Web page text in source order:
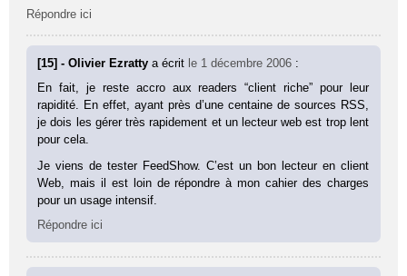
Répondre ici
[15] - Olivier Ezrattya écrit le 1 décembre 2006 :
En fait, je reste accro aux readers “client riche” pour leur
rapidité. En effet, ayant près d’une centaine de sources RSS,
je dois les gérer très rapidement et un lecteur web est trop lent
pour cela.
Je viens de tester FeedShow. C’est un bon lecteur en client
Web, mais il est loin de répondre à mon cahier des charges
pour un usage intensif.
Répondre ici